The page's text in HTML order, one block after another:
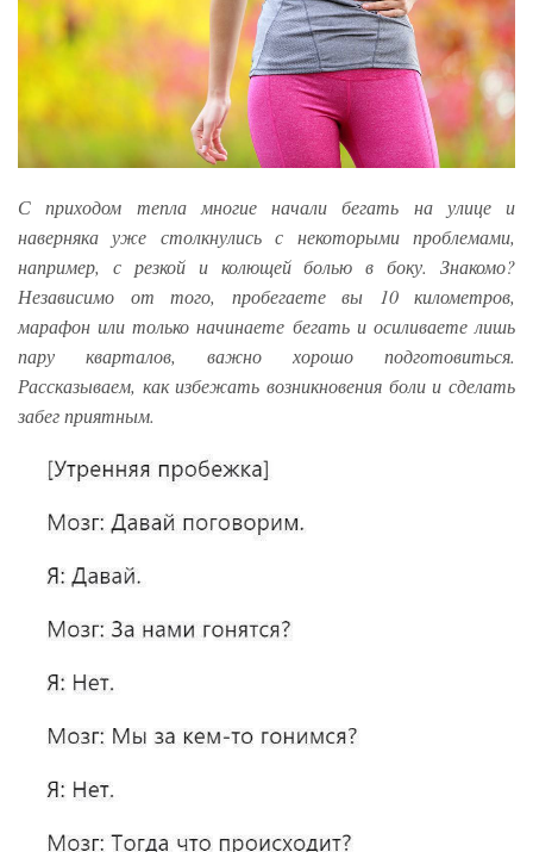
С приходом тепла многие начали бегать на улице и
наверняка уже столкнулись с некоторыми проблемами,
например, с резкой и колющей болью в боку. Знакомо?
Независимо от того, пробегаете вы 10 километров,
марафон или только начинаете бегать и осиливаете лишь
пару кварталов, важно хорошо подготовиться.
Рассказываем, как избежать возникновения боли и сделать
забег приятным.